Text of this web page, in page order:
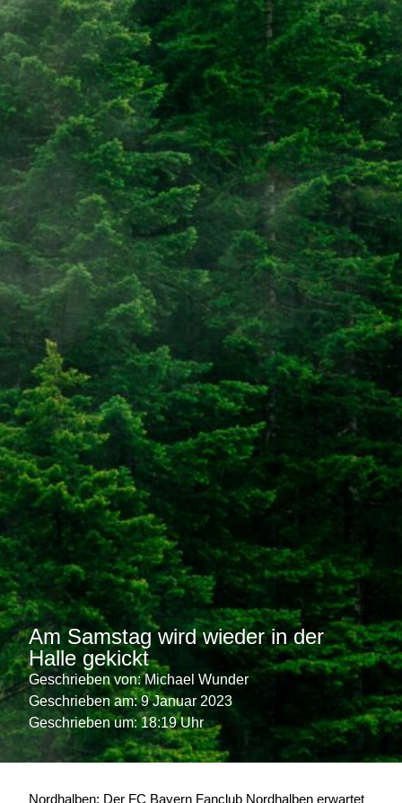
Am Samstag wird wieder in der
Halle gekickt
Geschrieben von:Michael Wunder
Geschrieben am: 9 Januar 2023
Geschrieben um: 18:19 Uhr
Nordhalben: Der FC Bayern Fanclub Nordhalben erwartet